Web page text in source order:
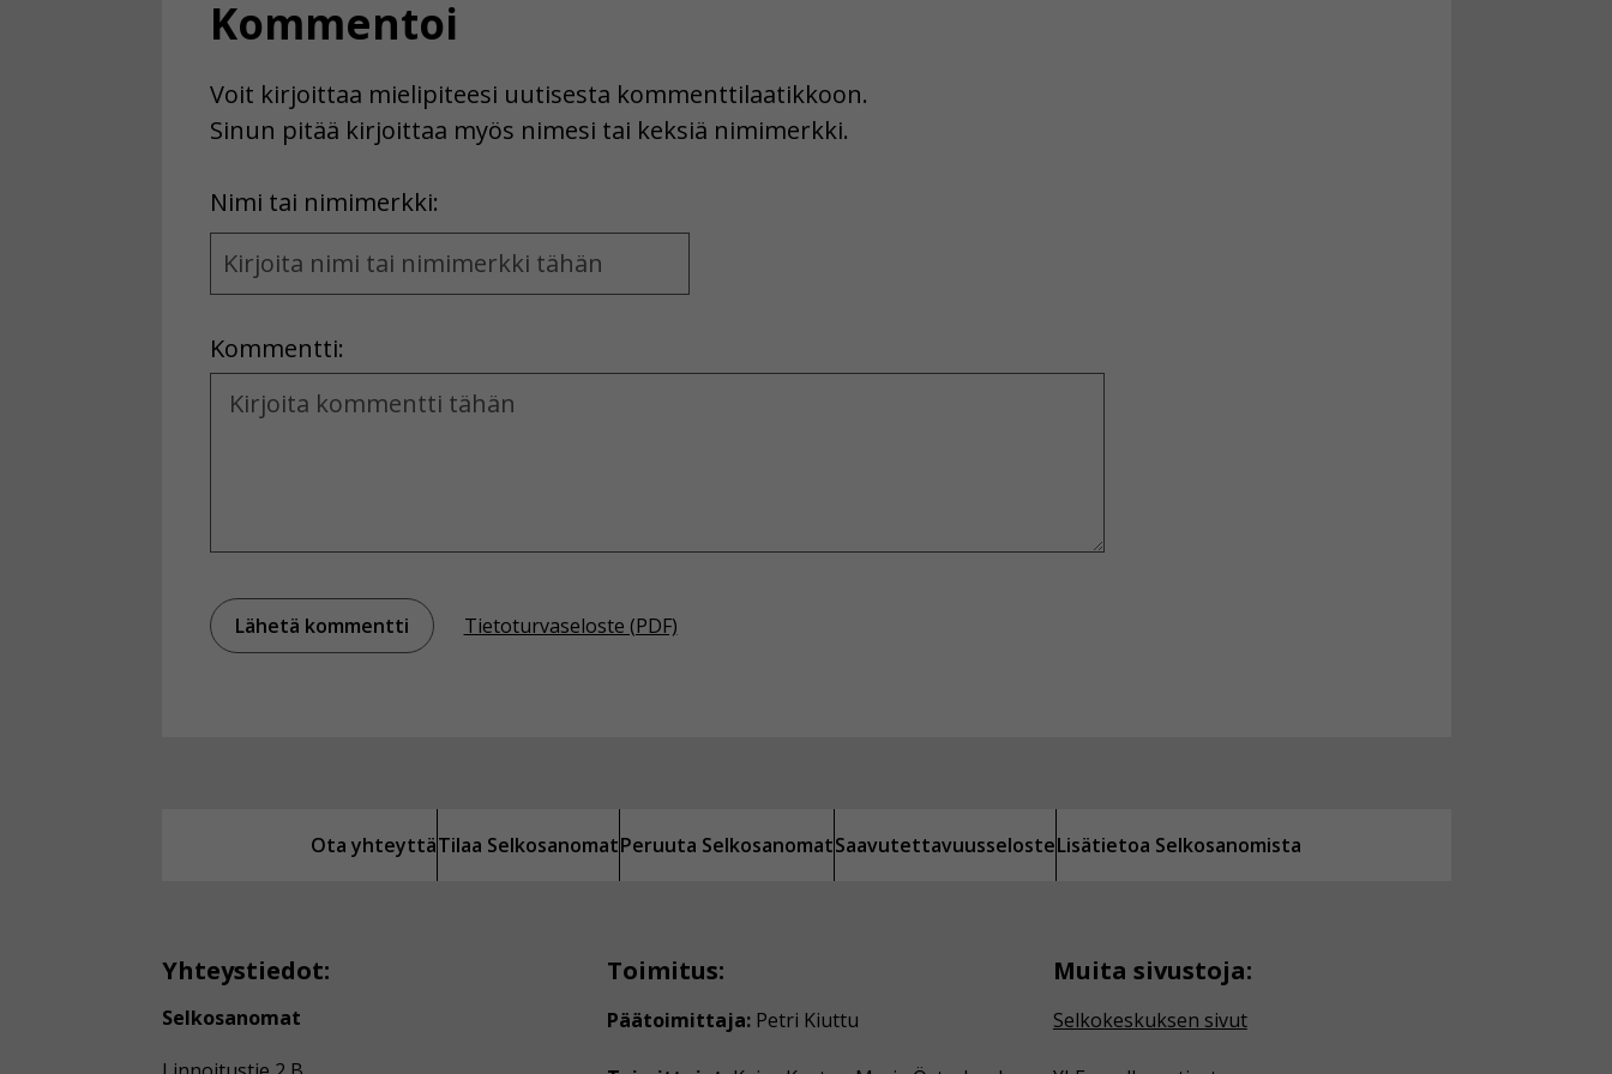
Kommentoi
Voit kirjoittaa mielipiteesi uutisesta kommenttilaatikkoon.
Sinun pitää kirjoittaa myös nimesi tai keksiä nimimerkki.
Nimi tai nimimerkki:
Name
and
Kommentti:
Kommentti
Tietoturvaseloste (PDF)
Ota yhteyttäTilaa SelkosanomatPeruuta SelkosanomatSaavutettavuusselosteLisätietoa Selkosanomista
Yhteystiedot:
Selkosanomat
Toimitus:
Päätoimittaja: Petri Kiuttu
Muita sivustoja:
Selkokeskuksen sivut